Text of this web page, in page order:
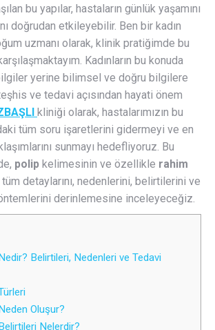
bu yapılar, hastaların günlük yaşamını
doğrudan etkileyebilir. Ben bir kadın
uzmanı olarak, klinik pratiğimde bu
Kadınların bu konuda
yerine bilimsel ve doğru bilgilere
ve tedavi açısından hayati önem
kliniği olarak, hastalarımızın bu
tüm soru işaretlerini gidermeyi ve en
sunmayı hedefliyoruz. Bu
polip kelimesinin ve özellikle rahim
detaylarını, nedenlerini, belirtilerini ve
derinlemesine inceleyeceğiz.
Belirtileri, Nedenleri ve Tedavi
Oluşur?
Nelerdir?